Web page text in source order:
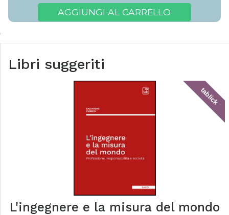
AGGIUNGI AL CARRELLO
Libri suggeriti
tablick
L'ingegnere e la misura del mondo